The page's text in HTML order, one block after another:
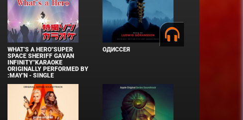
WHAT'S A HERO"SUPER
SPACE SHERIFF GAVAN
INFINITY"KARAOKE
ORIGINALLY PERFORMED BY
:MAY'N - SINGLE
ОДИССЕЯ